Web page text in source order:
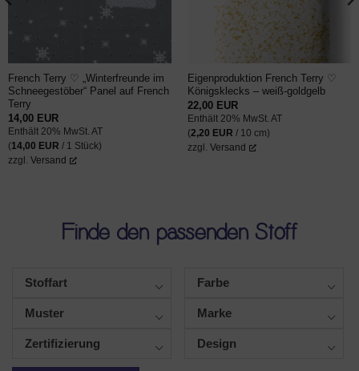
French Terry ♡ „Winterfreunde im
Schneegestöber“ Panel auf French
Terry
14,00 EUR
Enthält 20% MwSt. AT
(14,00 EUR / 1 Stück)
zzgl. Versand
Eigenproduktion French Terry ♡
Königsklecks – weiß-goldgelb
22,00 EUR
Enthält 20% MwSt. AT
(2,20 EUR / 10 cm)
zzgl. Versand
Finde den passenden Stoff
Stoffart Farbe
Muster Marke
Zertifizierung Design